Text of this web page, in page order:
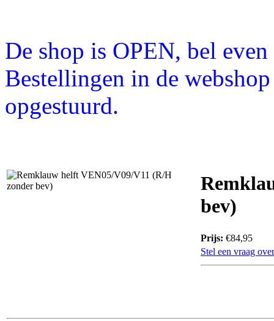
De shop is OPEN, bel
Bestellingen in de
opgestuurd.
bev)
Prijs: €84,95
Stel een vraag